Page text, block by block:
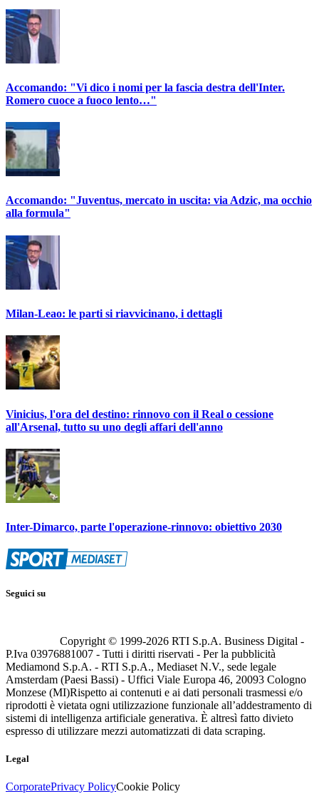
Accomando: "Vi dico i nomi per la fascia destra dell'Inter.
Romero cuoce a fuoco lento…"
Accomando: "Juventus, mercato in uscita: via Adzic, ma occhio
alla formula"
Milan-Leao: le parti si riavvicinano, i dettagli
Vinicius, l'ora del destino: rinnovo con il Real o cessione
all'Arsenal, tutto su uno degli affari dell'anno
Inter-Dimarco, parte l'operazione-rinnovo: obiettivo 2030
Seguici su
Copyright © 1999-2026 RTI S.p.A. Business Digital -
P.Iva 03976881007 - Tutti i diritti riservati - Per la pubblicità
Mediamond S.p.A. - RTI S.p.A., Mediaset N.V., sede legale
Amsterdam (Paesi Bassi) - Uffici Viale Europa 46, 20093 Cologno
Monzese (MI)Rispetto ai contenuti e ai dati personali trasmessi e/o
riprodotti è vietata ogni utilizzazione funzionale all’addestramento di
sistemi di intelligenza artificiale generativa. È altresì fatto divieto
espresso di utilizzare mezzi automatizzati di data scraping.
Legal
CorporatePrivacy PolicyCookie Policy